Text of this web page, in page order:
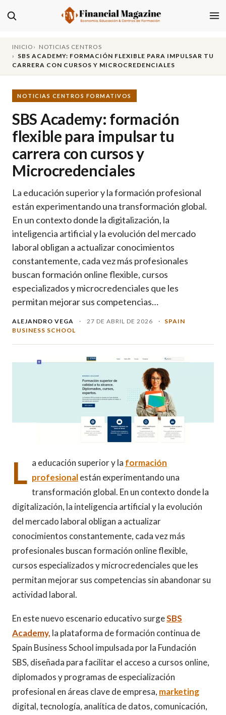
INICIO
NOTICIAS CENTROS
SBS ACADEMY: FORMACIÓN FLEXIBLE PARA IMPULSAR TU
CARRERA CON CURSOS Y MICROCREDENCIALES
NOTICIAS CENTROS FORMATIVOS
SBS Academy: formación
flexible para impulsar tu
carrera con cursos y
Microcredenciales
La educación superior y la formación profesional
están experimentando una transformación global.
En un contexto donde la digitalización, la
inteligencia artificial y la evolución del mercado
laboral obligan a actualizar conocimientos
constantemente, cada vez más profesionales
buscan formación online flexible, cursos
especializados y microcredenciales que les
permitan mejorar sus competencias…
ALEJANDRO VEGA · 27 DE ABRIL DE 2026 ·
SPAIN
BUSINESS SCHOOL
L a educación superior y la formación
profesionalestán experimentando una
transformación global. En un contexto donde la
digitalización, la inteligencia artificial y la evolución
del mercado laboral obligan a actualizar
conocimientos constantemente, cada vez más
profesionales buscan formación online flexible,
cursos especializados y microcredenciales que les
permitan mejorar sus competencias sin abandonar su
actividad laboral.
En este nuevo escenario educativo surgeSBS
Academy, la plataforma de formación continua de
Spain Business School impulsada por la Fundación
SBS, diseñada para facilitar el acceso a cursos online,
diplomados y programas de especialización
profesional en áreas clave de empresa, marketing
digital, tecnología, analítica de datos, comunicación,